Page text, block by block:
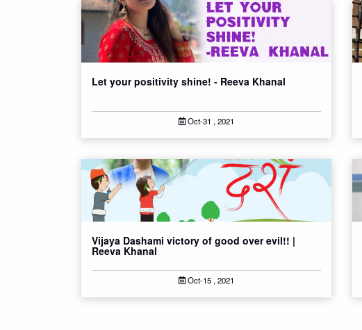
Let your positivity shine! - Reeva Khanal
Oct-31 , 2021
Vijaya Dashami victory of good over evil!! |
Reeva Khanal
Oct-15 , 2021